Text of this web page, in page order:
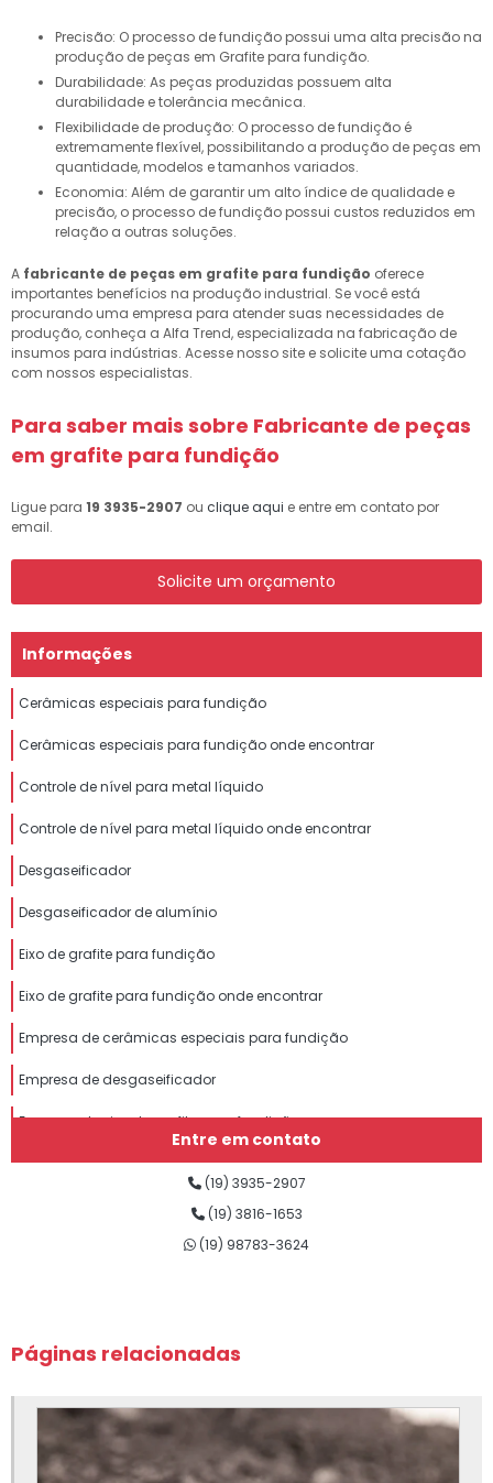
Precisão: O processo de fundição possui uma alta precisão na
produção de peças em Grafite para fundição.
Durabilidade: As peças produzidas possuem alta
durabilidade e tolerância mecânica.
Flexibilidade de produção: O processo de fundição é
extremamente flexível, possibilitando a produção de peças em
quantidade, modelos e tamanhos variados.
Economia: Além de garantir um alto índice de qualidade e
precisão, o processo de fundição possui custos reduzidos em
relação a outras soluções.
A fabricante de peças em grafite para fundição oferece
importantes benefícios na produção industrial. Se você está
procurando uma empresa para atender suas necessidades de
produção, conheça a Alfa Trend, especializada na fabricação de
insumos para indústrias. Acesse nosso site e solicite uma cotação
com nossos especialistas.
Para saber mais sobre Fabricante de peças
em grafite para fundição
Ligue para 19 3935-2907 ou clique aqui e entre em contato por
email.
Solicite um orçamento
Informações
Cerâmicas especiais para fundição
Cerâmicas especiais para fundição onde encontrar
Controle de nível para metal líquido
Controle de nível para metal líquido onde encontrar
Desgaseificador
Desgaseificador de alumínio
Eixo de grafite para fundição
Eixo de grafite para fundição onde encontrar
Empresa de cerâmicas especiais para fundição
Empresa de desgaseificador
Empresa de eixo de grafite para fundição
Empresa de grafite para fundição
Empresa de insumos para fundição
Empresa de lubrificantes para fundição
Empresa de sílica fundida
Empresa de silicato de cálcio para fundição
Empresa de tinta para fundição
Entre em contato
(19) 3935-2907
(19) 3816-1653
(19) 98783-3624
Páginas relacionadas